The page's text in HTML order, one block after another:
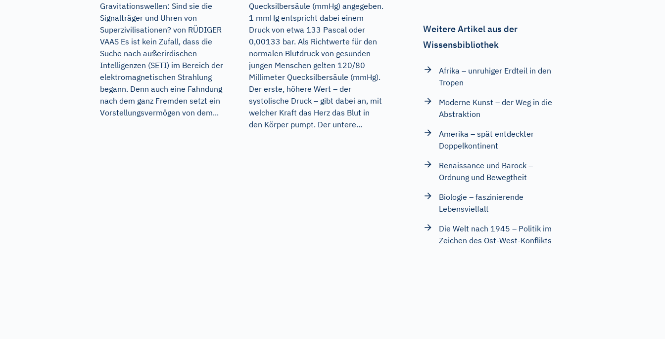
Gravitationswellen: Sind sie die
Signalträger und Uhren von
Superzivilisationen? von RÜDIGER
VAAS Es ist kein Zufall, dass die
Suche nach außerirdischen
Intelligenzen (SETI) im Bereich der
elektromagnetischen Strahlung
begann. Denn auch eine Fahndung
nach dem ganz Fremden setzt ein
Vorstellungsvermögen von dem...
Quecksilbersäule (mmHg) angegeben.
1 mmHg entspricht dabei einem
Druck von etwa 133 Pascal oder
0,00133 bar. Als Richtwerte für den
normalen Blutdruck von gesunden
jungen Menschen gelten 120/80
Millimeter Quecksilbersäule (mmHg).
Der erste, höhere Wert – der
systolische Druck – gibt dabei an, mit
welcher Kraft das Herz das Blut in
den Körper pumpt. Der untere...
Weitere Artikel aus der
Wissensbibliothek
Afrika – unruhiger Erdteil in den
Tropen
Moderne Kunst – der Weg in die
Abstraktion
Amerika – spät entdeckter
Doppelkontinent
Renaissance und Barock –
Ordnung und Bewegtheit
Biologie – faszinierende
Lebensvielfalt
Die Welt nach 1945 – Politik im
Zeichen des Ost-West-Konflikts